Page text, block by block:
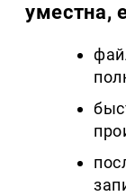
уместна,